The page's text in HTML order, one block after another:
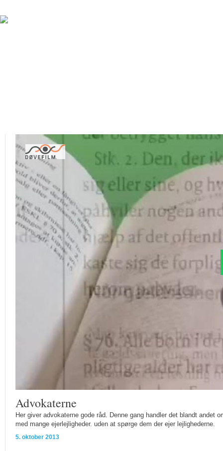
Advokaterne
Her giver advokaterne gode råd. Denne gang handler det blandt
med mange ejerlejligheder. uden at spørge dem der ejer lejlighederne.
5. oktober 2013